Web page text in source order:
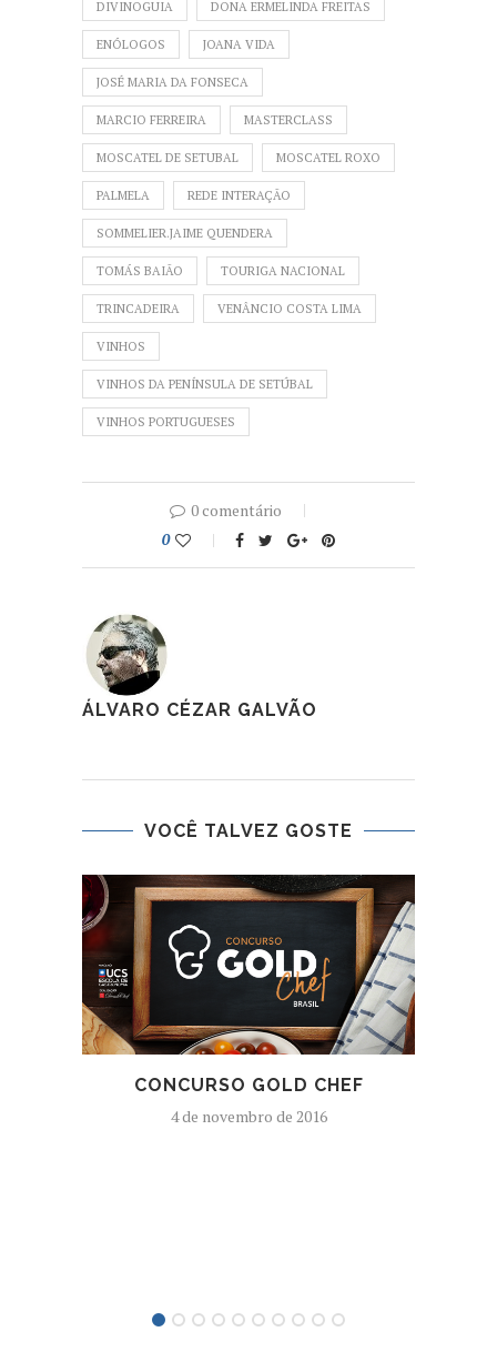
DIVINOGUIA DONA ERMELINDA FREITAS
ENÓLOGOS JOANA VIDA
JOSÉ MARIA DA FONSECA
MARCIO FERREIRA MASTERCLASS
MOSCATEL DE SETUBAL MOSCATEL ROXO
PALMELA REDE INTERAÇÃO
SOMMELIER.JAIME QUENDERA
TOMÁS BAIÃO TOURIGA NACIONAL
TRINCADEIRA VENÂNCIO COSTA LIMA
VINHOS
VINHOS DA PENÍNSULA DE SETÚBAL
VINHOS PORTUGUESES
0 comentário
0
ÁLVARO CÉZAR GALVÃO
VOCÊ TALVEZ GOSTE
CONCURSO GOLD CHEF
4 de novembro de 2016